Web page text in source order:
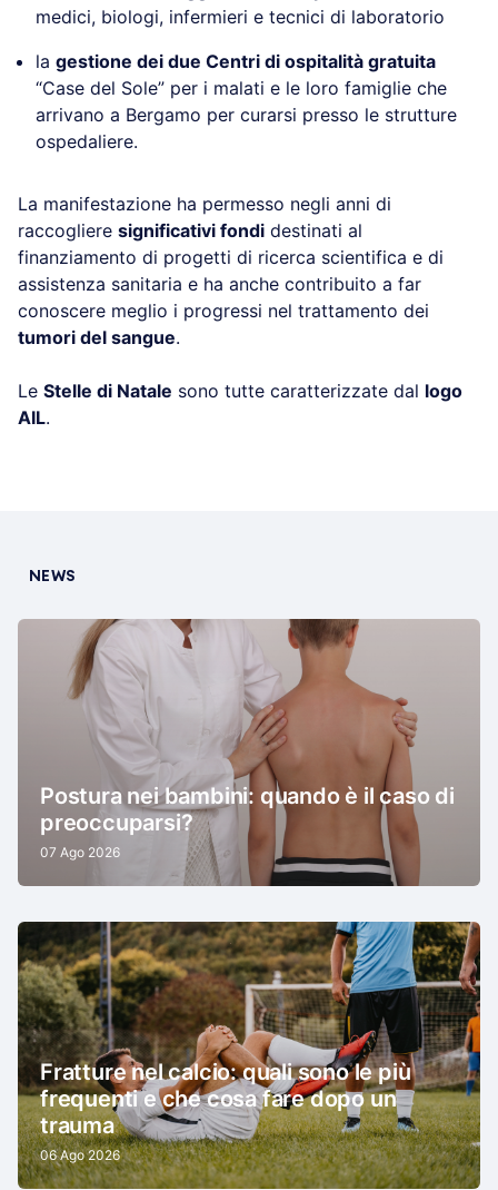
medici, biologi, infermieri e tecnici di laboratorio
la gestione dei due Centri di ospitalità gratuita
“Case del Sole” per i malati e le loro famiglie che
arrivano a Bergamo per curarsi presso le strutture
ospedaliere.
La manifestazione ha permesso negli anni di
raccogliere significativi fondi destinati al
finanziamento di progetti di ricerca scientifica e di
assistenza sanitaria e ha anche contribuito a far
conoscere meglio i progressi nel trattamento dei
tumori del sangue.
Le Stelle di Natale sono tutte caratterizzate dal logo
AIL.
NEWS
Postura nei bambini: quando è il caso di
preoccuparsi?
07 Ago 2026
Fratture nel calcio: quali sono le più
frequenti e che cosa fare dopo un
trauma
06 Ago 2026